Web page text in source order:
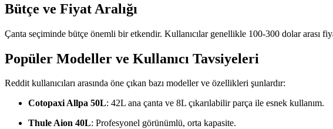
Bütçe ve Fiyat Aralığı
Çanta seçiminde bütçe önemli bir etkendir. Kullanıcılar genellikle 100-300 dolar arası
Popüler Modeller ve Kullanıcı Tavsiyeleri
Reddit kullanıcıları arasında öne çıkan bazı modeller ve özellikleri şunlardır:
Cotopaxi Allpa 50L: 42L ana çanta ve 8L çıkarılabilir parça ile esnek kullanım.
Thule Aion 40L: Profesyonel görünümlü, orta kapasite.